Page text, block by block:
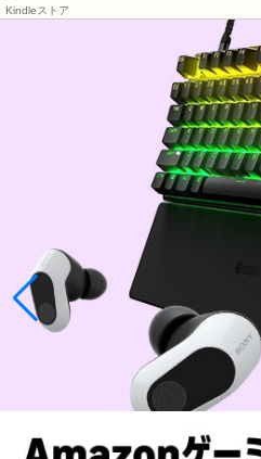
Kindleストア